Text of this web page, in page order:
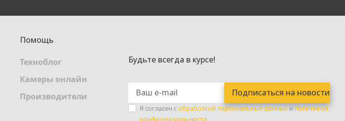
Помощь
Техноблог
Камеры онлайн
Производители
Будьте всегда в курсе!
Я согласен собработкой персональных данныхиполитикой
конфиденциальности